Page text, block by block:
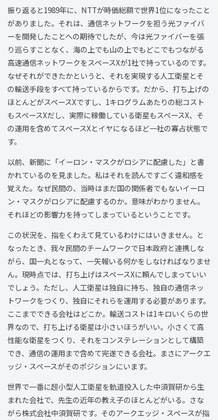
振り返ると1989年に、NTTが時価総額で世界1位になったこと
がありました。それは、通信ネットワークを担う光ファイバ
ーを開発したことへの期待でしたが、今は光ファイバーを張
り巡らすことなく、海の上でも山の上でもどこでもつながる
高速通信ネットワークをスペースXが1社で持っているのです。
なぜそれができたかというと、それを実現する人工衛星とそ
の輸送手段をすべて持っているからです。だから、打ち上げの
ほとんどがスペースXですし、1キログラムあたりの総コスト
もスペースXだし、実際に稼働している衛星もスペースX、そ
の運用を含めてスペースXとイヤになるほど一社の寡占状態で
す。
以前、新聞に「イーロン・マスクがロシアに配慮した」と書
かれているのを見ました。私はそれを読んですごく違和感を
覚えた。なぜ民間の、当時はまだ国の関係者でもないイーロ
ン・マスクがロシアに配慮するのか。意味がわかりません。
それほどの影響力を持ってしまっているということです。
この状況を、指をくわえて見ているわけにはいきません。と
なったとき、我々民間のチームワークで日本政府と連携しな
がら、国一丸となって、一矢報いる何かをしなければなりませ
ん。現時点では、打ち上げはスペースXに頼んでしまっていい
でしょう。ただし、人工衛星は独自に持ち、独自の通信ネッ
トワークをつくり、独自にそれらを運用する必要があります。
ここまでできる会社はどこか。輸送コストは1キロいくらの世
界なので、打ち上げる衛星は小さいほうがいい。小さくて高
性能な衛星をつくり、それをコンステレーションとして構築
でき、通信の運用まで含めて完遂できる会社。まさにアークエ
ッジ・スペースがそのポジションにいます。
世界で一番に超小型人工衛星を軌道投入した中須賀研から生
まれた会社で、先生の近年の教え子のほとんどがいる。さな
がら株式会社中須賀研です。そのアークエッジ・スペースが指